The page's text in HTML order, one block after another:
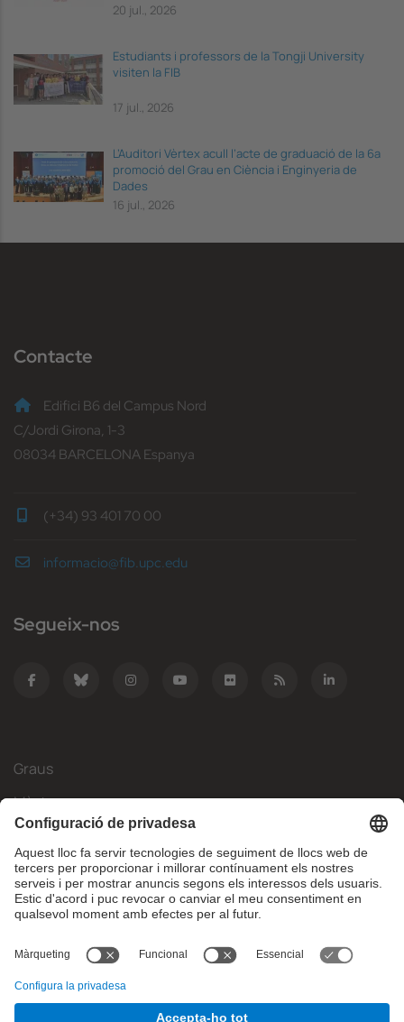
20 jul., 2026
Estudiants i professors de la Tongji University
visiten la FIB
17 jul., 2026
L’Auditori Vèrtex acull l’acte de graduació de la 6a
promoció del Grau en Ciència i Enginyeria de
Dades
16 jul., 2026
Contacte
Edifici B6 del Campus Nord
C/Jordi Girona, 1-3
08034 BARCELONA Espanya
(+34) 93 401 70 00
informacio@fib.upc.edu
Segueix-nos
Graus
Màsters
Mobilitat Internacional
Recerca
Empresa
Què necessites?